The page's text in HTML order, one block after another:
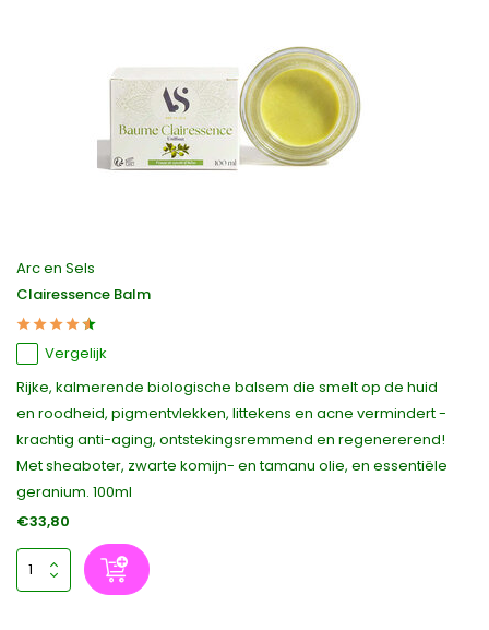
Arc en Sels
Clairessence Balm
Vergelijk
Rijke, kalmerende biologische balsem die smelt op de huid
en roodheid, pigmentvlekken, littekens en acne vermindert -
krachtig anti-aging, ontstekingsremmend en regenererend!
Met sheaboter, zwarte komijn- en tamanu olie, en essentiële
geranium. 100ml
€33,80